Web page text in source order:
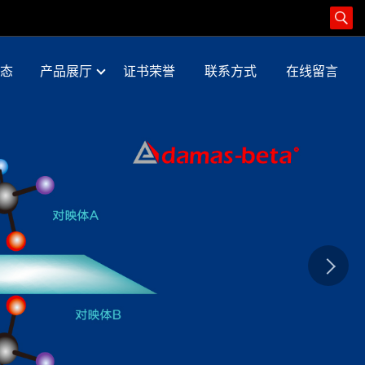
产品展厅 证书荣誉 联系方式 在线留言